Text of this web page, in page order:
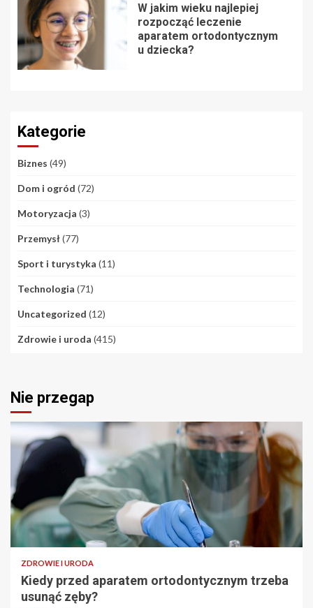
W jakim wieku najlepiej
rozpocząć leczenie
aparatem ortodontycznym
u dziecka?
Kategorie
Biznes (49)
Dom i ogród (72)
Motoryzacja (3)
Przemysł(77)
Sport i turystyka (11)
Technologia (71)
Uncategorized (12)
Zdrowie i uroda (415)
Nie przegap
ZDROWIE I URODA
Kiedy przed aparatem ortodontycznym trzeba
usunąć zęby?